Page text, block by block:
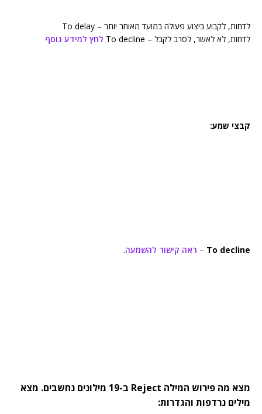
לדחות, לקבוע ביצוע פעולה במועד מאוחר יותר – To delay
לדחות, לא לאשר, לסרב לקבל – To decline
לחץ למידע נוסף
קבצי שמע:
To decline
– ראה קישור להשמעה.
מצא מה פירוש המילה Reject ב-19 מילונים נחשבים. מצא
מילים נרדפות והגדרות: